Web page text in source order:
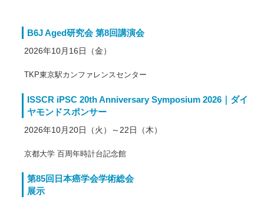
B6J Aged研究会 第8回講演会
2026年10月16日（金）
TKP東京駅カンファレンスセンター
ISSCR iPSC 20th Anniversary Symposium 2026｜ダイ
ヤモンドスポンサー
2026年10月20日（火）～22日（木）
京都大学 百周年時計台記念館
第85回日本癌学会学術総会
展示